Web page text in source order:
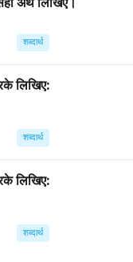
शब्दार्थ
लिखिए:
शब्दार्थ
लिखिए:
शब्दार्थ